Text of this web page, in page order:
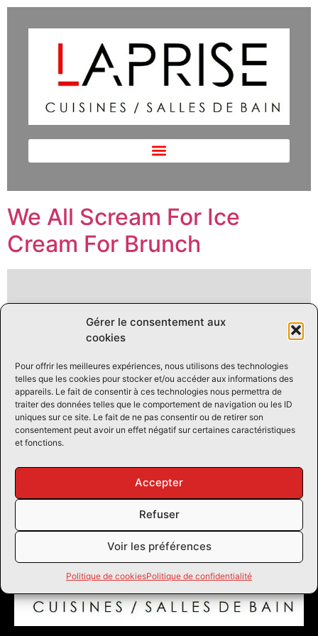
Gérer le consentement aux
cookies
Pour offrir les meilleures expériences, nous utilisons des technologies
telles que les cookies pour stocker et/ou accéder aux informations des
appareils. Le fait de consentir à ces technologies nous permettra de
traiter des données telles que le comportement de navigation ou les ID
uniques sur ce site. Le fait de ne pas consentir ou de retirer son
consentement peut avoir un effet négatif sur certaines caractéristiques
et fonctions.
Accepter
Refuser
Voir les préférences
Politique de cookiesPolitique de confidentialité
We All Scream For Ice
Cream For Brunch
random text.It has roots in a piece of classical Latin